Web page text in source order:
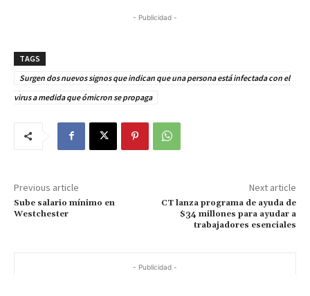
- Publicidad -
TAGS
Surgen dos nuevos signos que indican que una persona está infectada con el
virus a medida que ómicron se propaga
Previous article
Sube salario mínimo en
Westchester
Next article
CT lanza programa de ayuda de
$34 millones para ayudar a
trabajadores esenciales
- Publicidad -